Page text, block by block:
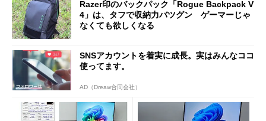
Razer印のバックパック「Rogue Backpack V
4」は、タフで収納力バツグン ゲーマーじゃ
なくても欲しくなる
SNSアカウントを着実に成長。実はみんなココ
使ってます。
AD（Dreaw合同会社）